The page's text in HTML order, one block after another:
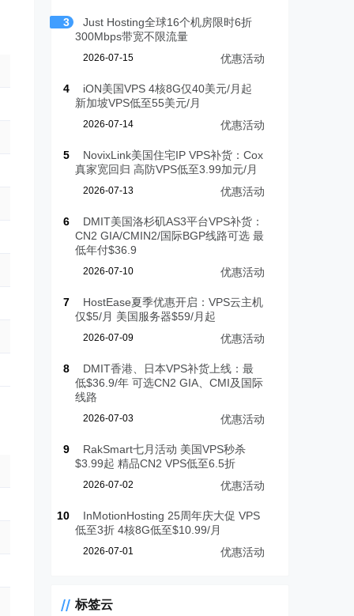
3
Just Hosting全球16个机房限时6折
300Mbps带宽不限流量
2026-07-15 优惠活动
4
iON美国VPS 4核8G仅40美元/月起
新加坡VPS低至55美元/月
2026-07-14 优惠活动
5
NovixLink美国住宅IP VPS补货：Cox
真家宽回归 高防VPS低至3.99加元/月
2026-07-13 优惠活动
6
DMIT美国洛杉矶AS3平台VPS补货：
CN2 GIA/CMIN2/国际BGP线路可选 最
低年付$36.9
2026-07-10 优惠活动
7
HostEase夏季优惠开启：VPS云主机
仅$5/月 美国服务器$59/月起
2026-07-09 优惠活动
8
DMIT香港、日本VPS补货上线：最
低$36.9/年 可选CN2 GIA、CMI及国际
线路
2026-07-03 优惠活动
9
RakSmart七月活动 美国VPS秒杀
$3.99起 精品CN2 VPS低至6.5折
2026-07-02 优惠活动
10
InMotionHosting 25周年庆大促 VPS
低至3折 4核8G低至$10.99/月
2026-07-01 优惠活动
标签云